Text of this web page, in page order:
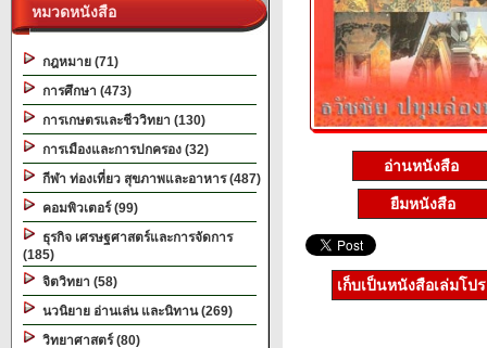
หมวดหนังสือ
กฎหมาย (71)
การศึกษา (473)
การเกษตรและชีววิทยา (130)
การเมืองและการปกครอง (32)
กีฬา ท่องเที่ยว สุขภาพและอาหาร (487)
คอมพิวเตอร์ (99)
ธุรกิจ เศรษฐศาสตร์และการจัดการ
(185)
จิตวิทยา (58)
นวนิยาย อ่านเล่น และนิทาน (269)
วิทยาศาสตร์ (80)
อ่านหนังสือ
ยืมหนังสือ
เก็บเป็นหนังสือเล่มโป